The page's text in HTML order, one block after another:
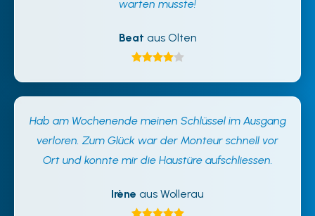
warten musste!
Beat aus Olten
Hab am Wochenende meinen Schlüssel im Ausgang
verloren. Zum Glück war der Monteur schnell vor
Ort und konnte mir die Haustüre aufschliessen.
Irène aus Wollerau